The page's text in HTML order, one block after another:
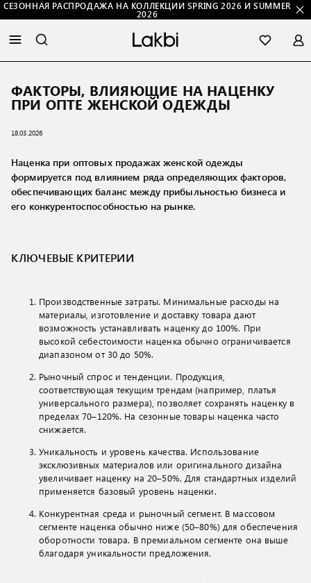
СЕЗОННАЯ РАСПРОДАЖА НА КОЛЛЕКЦИИ SPRING 2026 И SUMMER
2026
ФАКТОРЫ, ВЛИЯЮЩИЕ НА НАЦЕНКУ
ПРИ ОПТЕ ЖЕНСКОЙ ОДЕЖДЫ
18.03.2026
Наценка при оптовых продажах женской одежды
формируется под влиянием ряда определяющих факторов,
обеспечивающих баланс между прибыльностью бизнеса и
его конкурентоспособностью на рынке.
КЛЮЧЕВЫЕ КРИТЕРИИ
Производственные затраты. Минимальные расходы на
материалы, изготовление и доставку товара дают
возможность устанавливать наценку до 100%. При
высокой себестоимости наценка обычно ограничивается
диапазоном от 30 до 50%.
Рыночный спрос и тенденции. Продукция,
соответствующая текущим трендам (например, платья
универсального размера), позволяет сохранять наценку в
пределах 70–120%. На сезонные товары наценка часто
снижается.
Уникальность и уровень качества. Использование
эксклюзивных материалов или оригинального дизайна
увеличивает наценку на 20–50%. Для стандартных изделий
применяется базовый уровень наценки.
Конкурентная среда и рыночный сегмент. В массовом
сегменте наценка обычно ниже (50–80%) для обеспечения
оборотности товара. В премиальном сегменте она выше
благодаря уникальности предложения.